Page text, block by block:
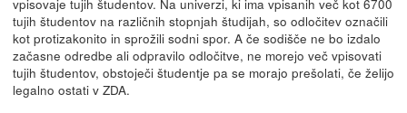
tujih študentov na različnih stopnjah študijah, so odločitev označili
kot protizakonito in sprožili sodni spor. A če sodišče ne bo izdalo
začasne odredbe ali odpravilo odločitve, ne morejo več vpisovati
tujih študentov, obstoječi študentje pa se morajo prešolati, če želijo
legalno ostati v ZDA.